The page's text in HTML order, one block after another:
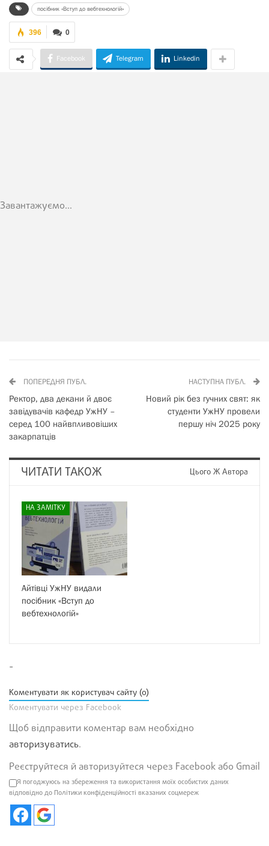
посібник «Вступ до вебтехнологій»
0
396
Facebook Telegram Linkedin
Завантажуємо...
ПОПЕРЕДНЯ ПУБЛ.
Ректор, два декани й двоє
завідувачів кафедр УжНУ –
серед 100 найвпливовіших
закарпатців
НАСТУПНА ПУБЛ.
Новий рік без гучних свят: як
студенти УжНУ провели
першу ніч 2025 року
ЧИТАТИ ТАКОЖ Цього Ж Автора
НА ЗАМІТКУ
Айтівці УжНУ видали
посібник «Вступ до
вебтехнологій»
-
Коментувати як користувач сайту (0)
Коментувати через Facebook
Щоб відправити коментар вам необхідно
авторизуватись.
Реєструйтеся й авторизуйтеся через Facebook або Gmail
Я погоджуюсь на збереження та використання моїх особистих даних
відповідно до Політики конфіденційності вказаних соцмереж